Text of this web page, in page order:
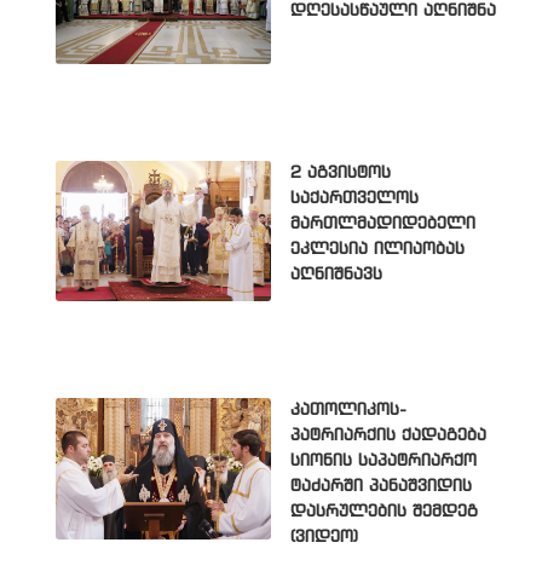
დღესასწაული აღნიშნა
2 აგვისტოს
საქართველოს
მართლმადიდებელი
ეკლესია ილიაობას
აღნიშნავს
კათოლიკოს-
პატრიარქის ქადაგება
სიონის საპატრიარქო
ტაძარში პანაშვიდის
დასრულების შემდეგ
(ვიდეო)